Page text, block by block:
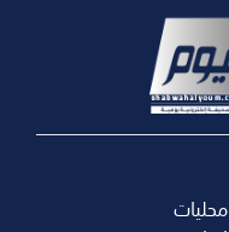
محليات